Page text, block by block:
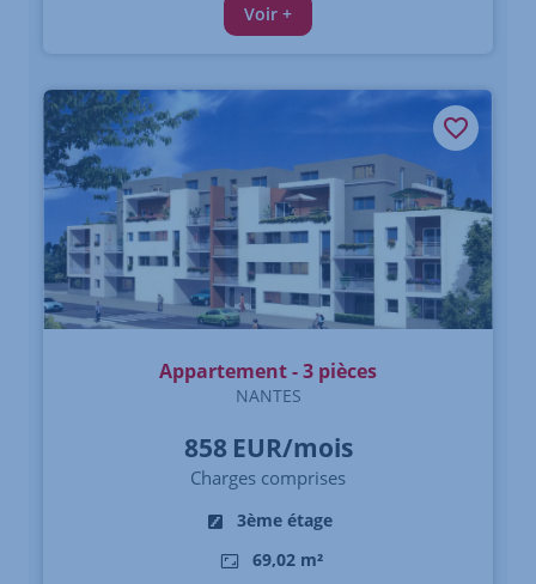
Voir +
Appartement - 3 pièces
NANTES
858 EUR/mois
Charges comprises
3ème étage
69,02 m²